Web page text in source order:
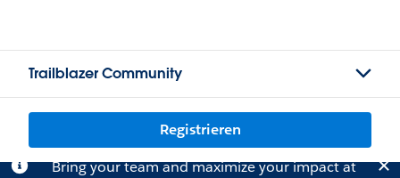
Trailblazer Community
Registrieren
Bring your team and maximize your impact at